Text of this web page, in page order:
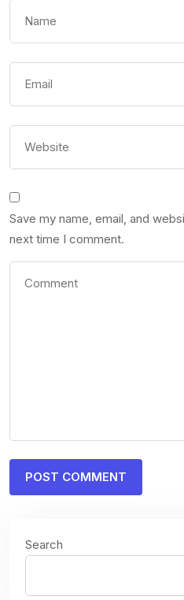
Save my name, email, and
next time I comment.
Search